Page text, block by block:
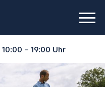
10:00 – 19:00 Uhr